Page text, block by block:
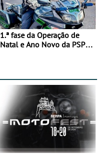
1.ª fase da Operação de
Natal e Ano Novo da PSP e